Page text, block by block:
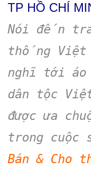
TP HỒ CHÍ
Nói đến
thống Việt
nghĩ tới
dân tộc
được ưa
trong
Bán & Cho